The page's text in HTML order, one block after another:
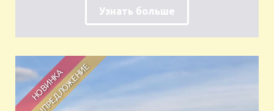
Узнать больше